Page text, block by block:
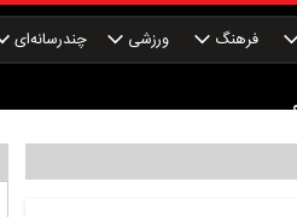
فرهنگ ورزشی چندرسانه‌ای